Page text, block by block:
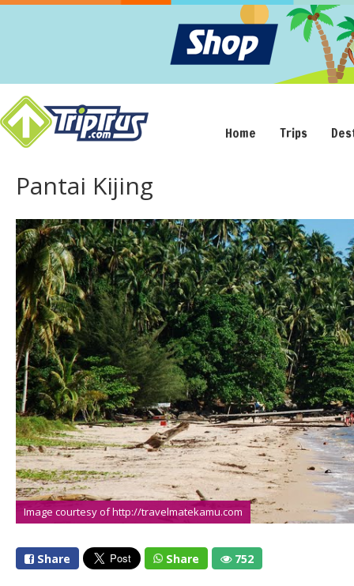
Home Trips
Pantai Kijing
Image courtesy of http://travelmatekamu.com
Share Share 752